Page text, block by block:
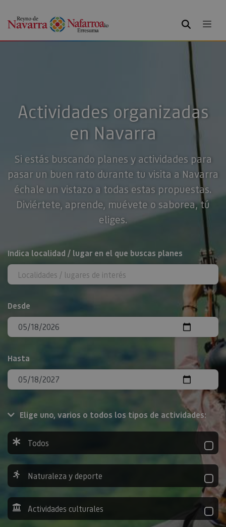
BUSCAR
Actividades organizadas
en Navarra
Si estás buscando planes y actividades para
pasar un buen rato durante tu visita a Navarra
échale un vistazo a todas estas propuestas.
Diviértete, aprende, muévete o saborea, tú
eliges.
BUSCAR
Indica localidad / lugar en el que buscas planes
Desde
Hasta
Elige uno, varios o todos los tipos de actividades:
Todos
Naturaleza y deporte
Actividades culturales